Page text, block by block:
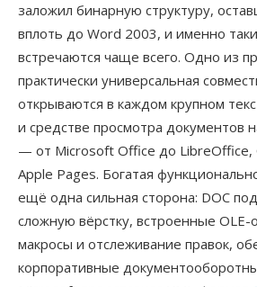
заложил бинарную структуру,
вплоть до Word 2003, и именно
встречаются чаще всего. Одно из
практически универсальная
открываются в каждом крупном
и средстве просмотра документов
— от Microsoft Office до LibreOffice,
Apple Pages. Богатая
ещё одна сильная сторона: DOC
сложную вёрстку, встроенные OLE-
макросы и отслеживание правок,
корпоративные